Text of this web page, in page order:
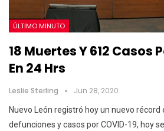
ÚLTIMO MINUTO
18 Muertes Y 612 Casos
En 24 Hrs
Leslie Sterling Jun 28, 2020
Nuevo León registró hoy un nuevo récord
defunciones y casos por COVID-19, hoy